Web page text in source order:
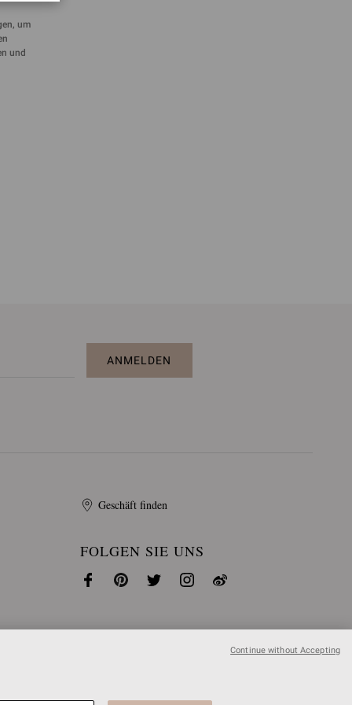
um
und
ANMELDEN
Geschäft finden
FOLGEN SIE UNS
Continue without Accepting